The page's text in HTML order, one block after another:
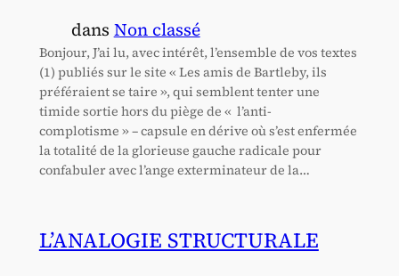
dans Non classé
Bonjour, J’ai lu, avec intérêt, l’ensemble de vos textes
(1) publiés sur le site « Les amis de Bartleby, ils
préféraient se taire », qui semblent tenter une
timide sortie hors du piège de « l’anti-
complotisme » – capsule en dérive où s’est enfermée
la totalité de la glorieuse gauche radicale pour
confabuler avec l’ange exterminateur de la…
L’ANALOGIE STRUCTURALE